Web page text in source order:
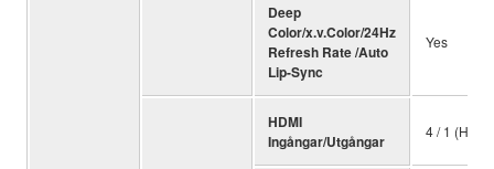
Deep
Color/x.v.Color/24Hz
Refresh Rate /Auto
Lip-Sync
Yes
HDMI
Ingångar/Utgångar
4 / 1